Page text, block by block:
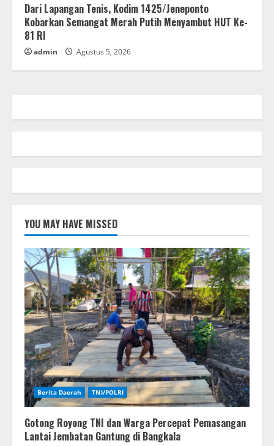
Dari Lapangan Tenis, Kodim 1425/Jeneponto
Kobarkan Semangat Merah Putih Menyambut HUT Ke-
81 RI
admin Agustus 5, 2026
YOU MAY HAVE MISSED
Berita Daerah TNI/POLRI
Gotong Royong TNI dan Warga Percepat Pemasangan
Lantai Jembatan Gantung di Bangkala